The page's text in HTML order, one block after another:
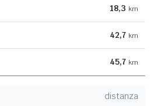
18,3 km
42,7 km
45,7 km
distanza